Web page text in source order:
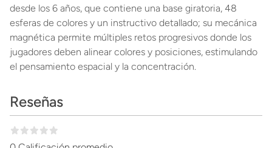
desde los 6 años, que contiene una base giratoria, 48
esferas de colores y un instructivo detallado; su mecánica
magnética permite múltiples retos progresivos donde los
jugadores deben alinear colores y posiciones, estimulando
el pensamiento espacial y la concentración.
Reseñas